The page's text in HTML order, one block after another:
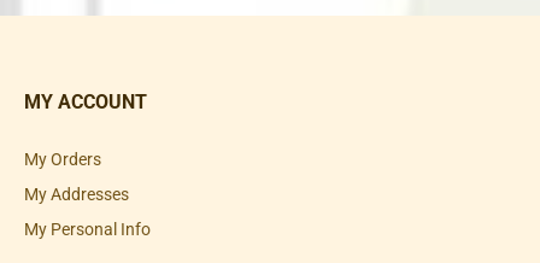
MY ACCOUNT
My Orders
My Addresses
My Personal Info